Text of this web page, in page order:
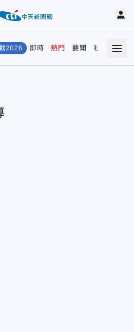
2026 即時 熱門 要聞 社會 娛樂